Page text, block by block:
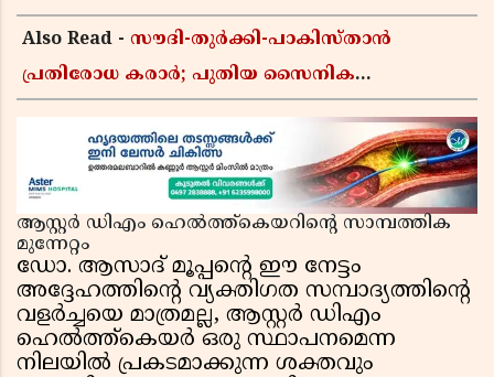
Also Read - സൗദി-തുർക്കി-പാകിസ്താൻ
പ്രതിരോധ കരാർ; പുതിയ സൈനിക
ആസ്റ്റർ ഡിഎം ഹെൽത്ത്കെയറിന്റെ സാമ്പത്തിക
മുന്നേറ്റം
ഡോ. ആസാദ് മൂപ്പന്റെ ഈ നേട്ടം
അദ്ദേഹത്തിന്റെ വ്യക്തിഗത സമ്പാദ്യത്തിന്റെ
വളർച്ചയെ മാത്രമല്ല, ആസ്റ്റർ ഡിഎം
ഹെൽത്ത്കെയർ ഒരു സ്ഥാപനമെന്ന
നിലയിൽ പ്രകടമാക്കുന്ന ശക്തവും